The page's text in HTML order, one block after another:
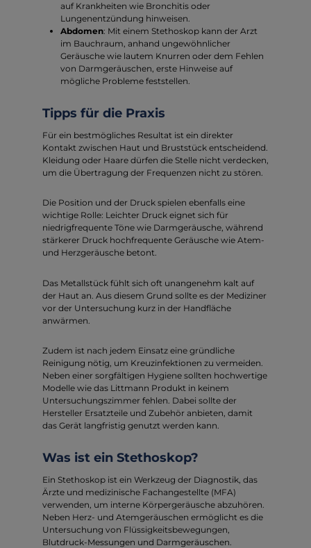
auf Krankheiten wie Bronchitis oder
Lungenentzündung hinweisen.
Abdomen: Mit einem Stethoskop kann der Arzt
im Bauchraum, anhand ungewöhnlicher
Geräusche wie lautem Knurren oder dem Fehlen
von Darmgeräuschen, erste Hinweise auf
mögliche Probleme feststellen.
Tipps für die Praxis
Für ein bestmögliches Resultat ist ein direkter
Kontakt zwischen Haut und Bruststück entscheidend.
Kleidung oder Haare dürfen die Stelle nicht verdecken,
um die Übertragung der Frequenzen nicht zu stören.
Die Position und der Druck spielen ebenfalls eine
wichtige Rolle: Leichter Druck eignet sich für
niedrigfrequente Töne wie Darmgeräusche, während
stärkerer Druck hochfrequente Geräusche wie Atem-
und Herzgeräusche betont.
Das Metallstück fühlt sich oft unangenehm kalt auf
der Haut an. Aus diesem Grund sollte es der Mediziner
vor der Untersuchung kurz in der Handfläche
anwärmen.
Zudem ist nach jedem Einsatz eine gründliche
Reinigung nötig, um Kreuzinfektionen zu vermeiden.
Neben einer sorgfältigen Hygiene sollten hochwertige
Modelle wie das Littmann Produkt in keinem
Untersuchungszimmer fehlen. Dabei sollte der
Hersteller Ersatzteile und Zubehör anbieten, damit
das Gerät langfristig genutzt werden kann.
Was ist ein Stethoskop?
Ein Stethoskop ist ein Werkzeug der Diagnostik, das
Ärzte und medizinische Fachangestellte (MFA)
verwenden, um interne Körpergeräusche abzuhören.
Neben Herz- und Atemgeräuschen ermöglicht es die
Untersuchung von Flüssigkeitsbewegungen,
Blutdruck-Messungen und Darmgeräuschen.